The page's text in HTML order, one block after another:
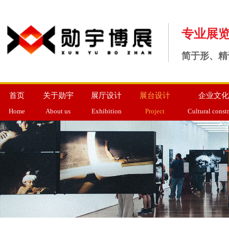
专业展
简于形、
首页
Home
关于勋宇
About us
展厅设计
Exhibition
展台设计
Project
企业文
Cultural